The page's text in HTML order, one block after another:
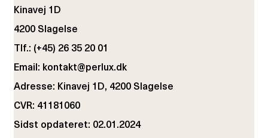
Kinavej 1D
4200 Slagelse
Tlf.: (+45) 26 35 20 01
Email: kontakt@perlux.dk
Adresse: Kinavej 1D, 4200 Slagelse
CVR: 41181060
Sidst opdateret: 02.01.2024